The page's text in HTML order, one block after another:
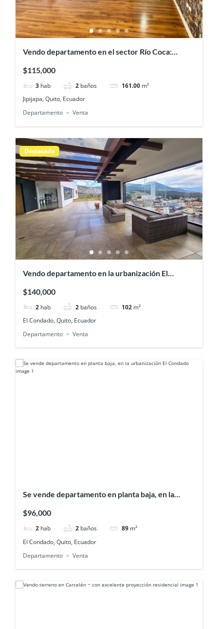
Vendo departamento en el sector Río Coca:
$115,000
3 hab 2 baños 161.00 m²
Jipijapa, Quito, Ecuador
Departamento
Venta
Destacado
Vendo departamento en la urbanización El
comunales
$140,000
2 hab 2 baños 102 m²
El Condado, Quito, Ecuador
Departamento
Venta
Se vende departamento en planta baja, en la
$96,000
2 hab 2 baños 89 m²
El Condado, Quito, Ecuador
Departamento
Venta